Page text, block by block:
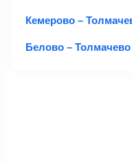
Кемерово –
Белово – Толмачево